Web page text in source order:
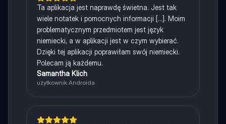
Ta aplikacja jest naprawdę świetna. Jest tak
wiele notatek i pomocnych informacji [...]. Moim
problematycznym przedmiotem jest język
niemiecki, a w aplikacji jest w czym wybierać.
Dzięki tej aplikacji poprawiłam swój niemiecki.
Polecam ją każdemu.
Samantha Klich
użytkownik Androida